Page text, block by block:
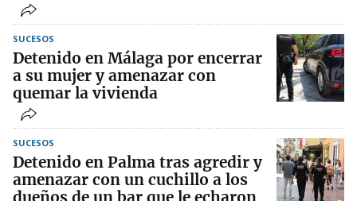
SUCESOS
Detenido en Málaga por encerrar
a su mujer y amenazar con
quemar la vivienda
SUCESOS
Detenido en Palma tras agredir y
amenazar con un cuchillo a los